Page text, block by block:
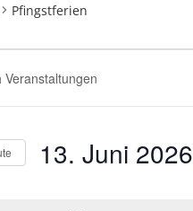
Pfingstferien
13. Juni 2026